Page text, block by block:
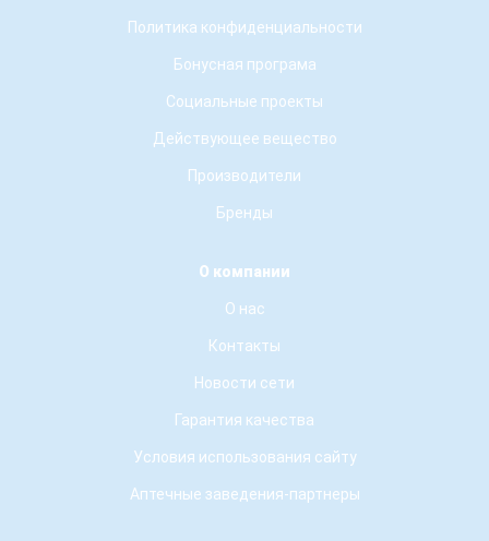
Политика конфиденциальности
Бонусная програма
Социальные проекты
Действующее вещество
Производители
Бренды
О компании
О нас
Контакты
Новости сети
Гарантия качества
Условия использования сайту
Аптечные заведения-партнеры